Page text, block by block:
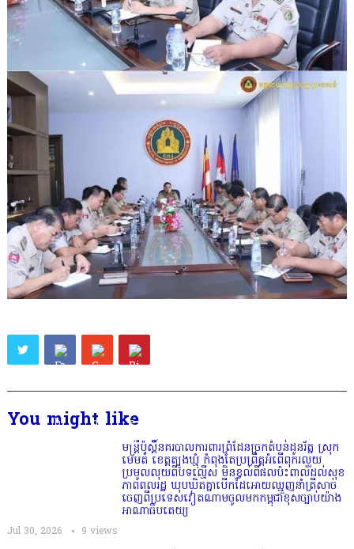
You might like
មន្ត្រីប៉ុស្តិ៍នគរបាលការពារព្រំដែនច្រកតំបន់ដូនរ័ត្ន ស្រុក
មេមត់ ខេត្តត្បូងឃ្មុំ កំពុងតែប្រព្រឹត្តអំពើពុករលួយ
ប្រមូលលុយពីបទល្មើស មិនខ្វល់ពីផលប៉ះពាល់ដល់សុខ
ភាពពលរដ្ឋ ឃុបឃិតគ្នាបើកដៃអោយឈ្មួញនាំត្រីសាច់
ចេញពីប្រទេសវៀតណាមចូលមកកម្ពុជាខុសច្បាប់យ៉ាង
អាណាធិបតេយ្យ
Jul 30, 2026 9 views